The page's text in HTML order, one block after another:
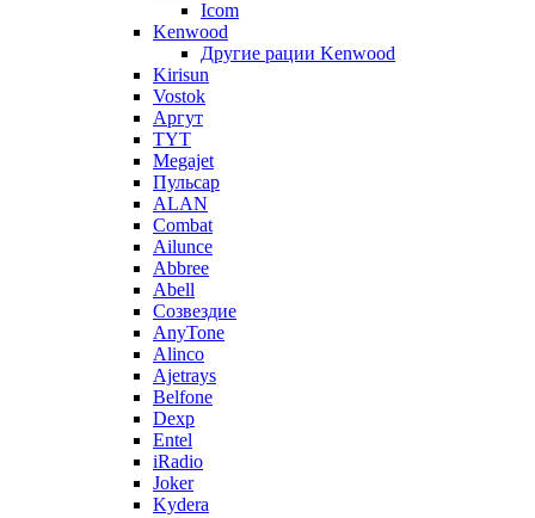
Icom
Kenwood
Другие рации Kenwood
Kirisun
Vostok
Аргут
TYT
Megajet
Пульсар
ALAN
Combat
Ailunce
Abbree
Abell
Созвездие
AnyTone
Alinco
Ajetrays
Belfone
Dexp
Entel
iRadio
Joker
Kydera